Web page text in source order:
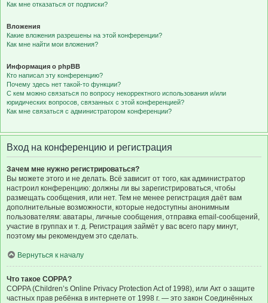
Как мне отказаться от подписки?
Вложения
Какие вложения разрешены на этой конференции?
Как мне найти мои вложения?
Информация о phpBB
Кто написал эту конференцию?
Почему здесь нет такой-то функции?
С кем можно связаться по вопросу некорректного использования и/или
юридических вопросов, связанных с этой конференцией?
Как мне связаться с администратором конференции?
Вход на конференцию и регистрация
Зачем мне нужно регистрироваться?
Вы можете этого и не делать. Всё зависит от того, как администратор
настроил конференцию: должны ли вы зарегистрироваться, чтобы
размещать сообщения, или нет. Тем не менее регистрация даёт вам
дополнительные возможности, которые недоступны анонимным
пользователям: аватары, личные сообщения, отправка email-сообщений,
участие в группах и т. д. Регистрация займёт у вас всего пару минут,
поэтому мы рекомендуем это сделать.
Вернуться к началу
Что такое COPPA?
COPPA (Children’s Online Privacy Protection Act of 1998), или Акт о защите
частных прав ребёнка в интернете от 1998 г. — это закон Соединённых